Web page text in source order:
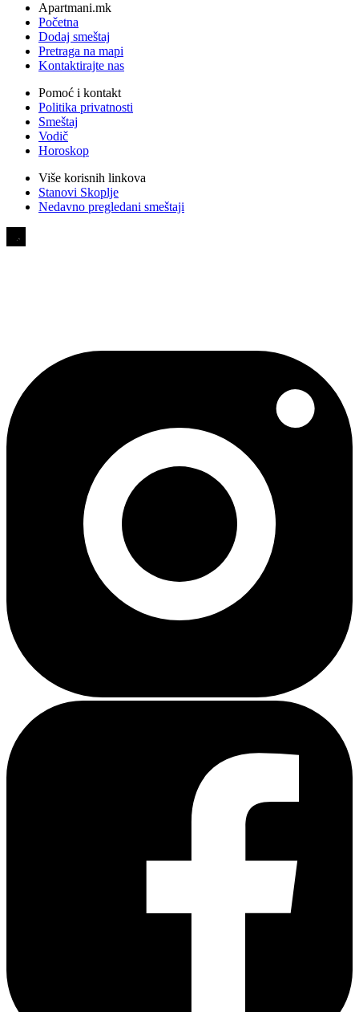
Apartmani.mk
Početna
Dodaj smeštaj
Pretraga na mapi
Kontaktirajte nas
Pomoć i kontakt
Politika privatnosti
Smeštaj
Vodič
Horoskop
Više korisnih linkova
Stanovi Skoplje
Nedavno pregledani smeštaji